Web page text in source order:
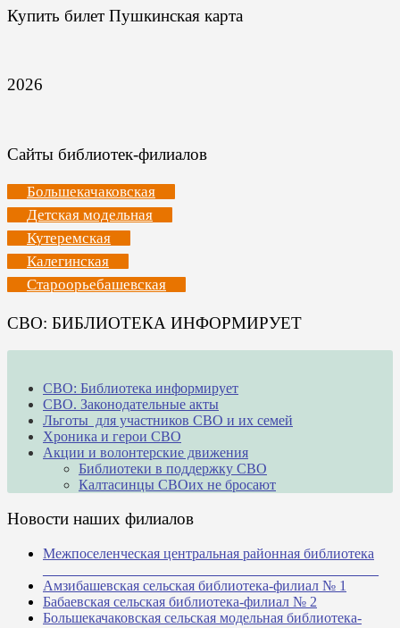
Купить билет Пушкинская карта
2026
Сайты библиотек-филиалов
Большекачаковская
Детская модельная
Кутеремская
Калегинская
Староорьебашевская
СВО: БИБЛИОТЕКА ИНФОРМИРУЕТ
СВО: Библиотека информирует
СВО. Законодательные акты
Льготы для участников СВО и их семей
Хроника и герои СВО
Акции и волонтерские движения
Библиотеки в поддержку СВО
Калтасинцы СВОих не бросают
Новости наших филиалов
Межпоселенческая центральная районная библиотека
Амзибашевская сельская библиотека-филиал № 1
Бабаевская сельская библиотека-филиал № 2
Большекачаковская сельская модельная библиотека-